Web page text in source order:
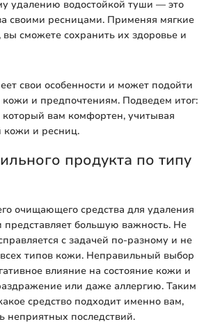
удалению водостойкой туши — это
своими ресницами. Применяя мягкие
сможете сохранить их здоровье и
свои особенности и может подойти
и предпочтениям. Подведем итог:
вам комфортен, учитывая
и ресниц.
продукта по типу
очищающего средства для удаления
представляет большую важность. Не
с задачей по-разному и не
типов кожи. Неправильный выбор
влияние на состояние кожи и
или даже аллергию. Таким
средство подходит именно вам,
неприятных последствий.